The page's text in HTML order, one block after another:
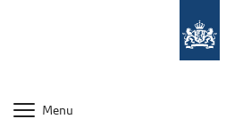
Menu